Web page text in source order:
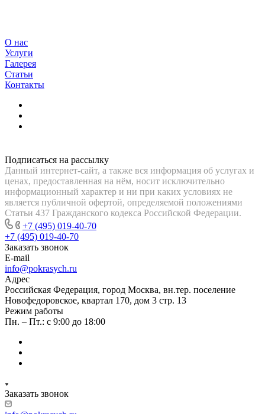
О нас
Услуги
Галерея
Статьи
Контакты
Подписаться на рассылку
Данный интернет-сайт, а также вся информация об услугах и
ценах, предоставленная на нём, носит исключительно
информационный характер и ни при каких условиях не
является публичной офертой, определяемой положениями
Статьи 437 Гражданского кодекса Российской Федерации.
+7 (495) 019-40-70
+7 (495) 019-40-70
Заказать звонок
E-mail
info@pokrasych.ru
Адрес
Российская Федерация, город Москва, вн.тер. поселение
Новофедоровское, квартал 170, дом 3 стр. 13
Режим работы
Пн. – Пт.: с 9:00 до 18:00
Заказать звонок